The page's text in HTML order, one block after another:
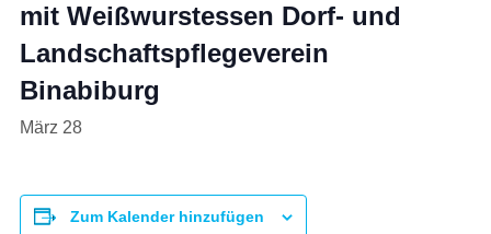
mit Weißwurstessen Dorf- und
Landschaftspflegeverein
Binabiburg
März 28
Zum Kalender hinzufügen